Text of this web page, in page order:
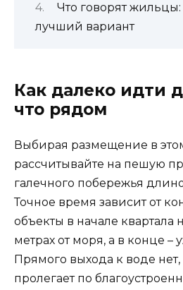
Что говорят жильцы:
лучший вариант
Как далеко идти
что рядом
Выбирая размещение в
рассчитывайте на пешую
галечного побережья
Точное время зависит от
объекты в начале квартала
метрах от моря, а в конце –
Прямого выхода к воде
пролегает по